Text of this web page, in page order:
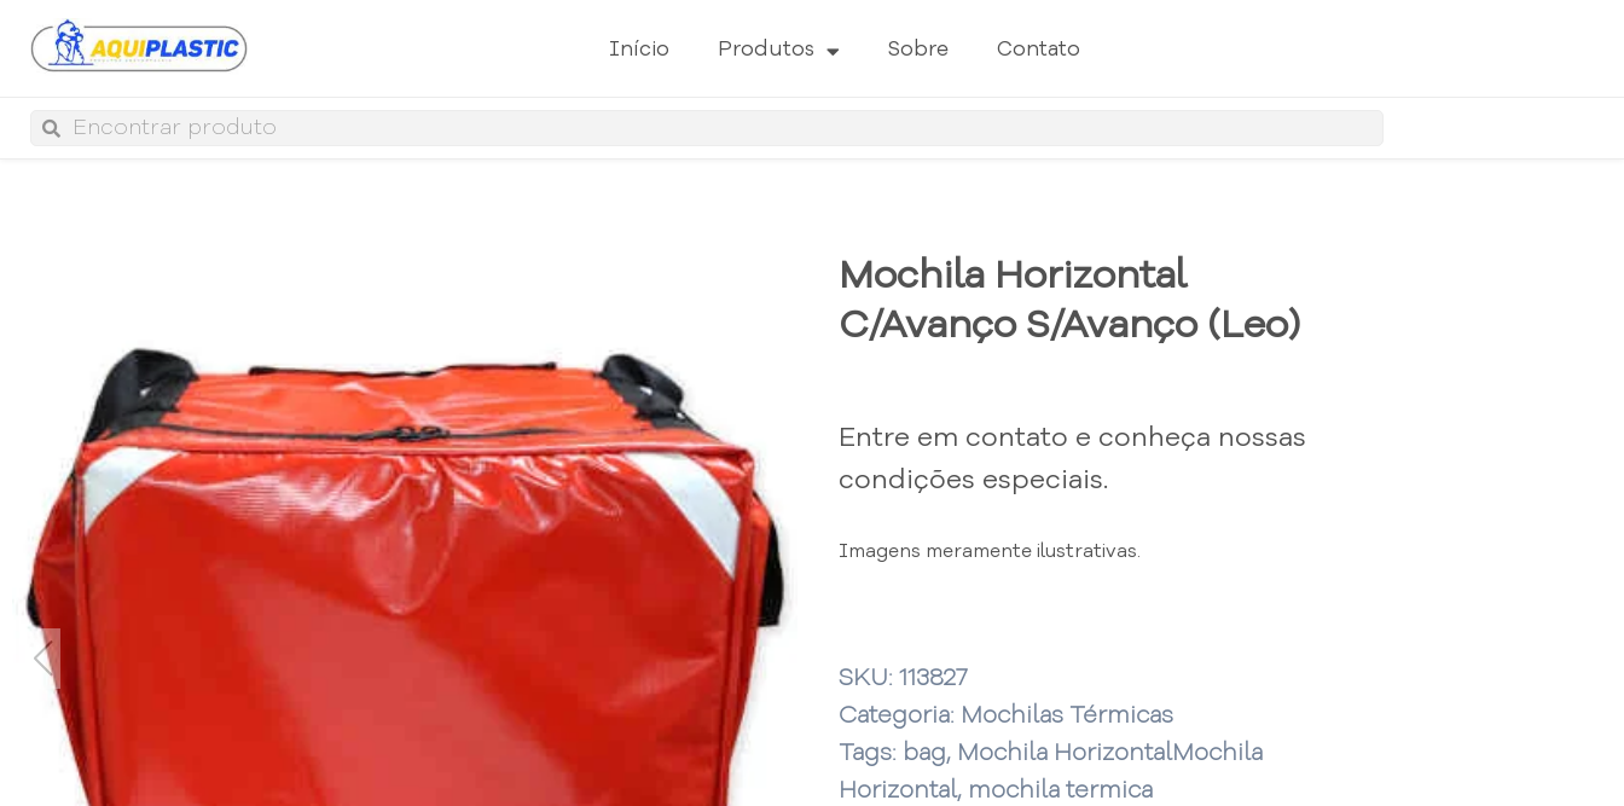
Início Produtos Sobre Contato
Mochila Horizontal
C/Avanço S/Avanço (Leo)
Entre em contato e conheça nossas
condições especiais.
Imagens meramente ilustrativas.
SKU: 113827
Categoria: Mochilas Térmicas
Tags: bag, Mochila HorizontalMochila
Horizontal, mochila termica